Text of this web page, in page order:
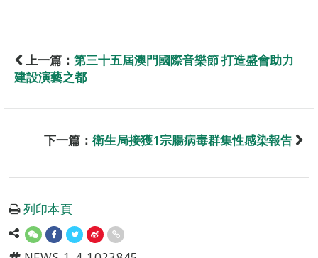
上一篇： 第三十五屆澳門國際音樂節 打造盛會助力
建設演藝之都
下一篇： 衛生局接獲1宗腸病毒群集性感染報告
列印本頁